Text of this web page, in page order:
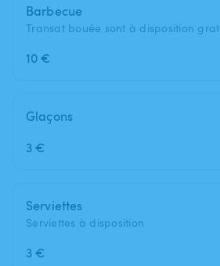
Barbecue
Transat bouée sont à disposition
10 €
Glaçons
3 €
Serviettes
Serviettes à disposition
3 €